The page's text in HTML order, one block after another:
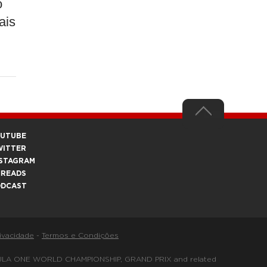
- Termos e Condições
ONE WORLD CHAMPIONSHIP, GRAND PRIX and related